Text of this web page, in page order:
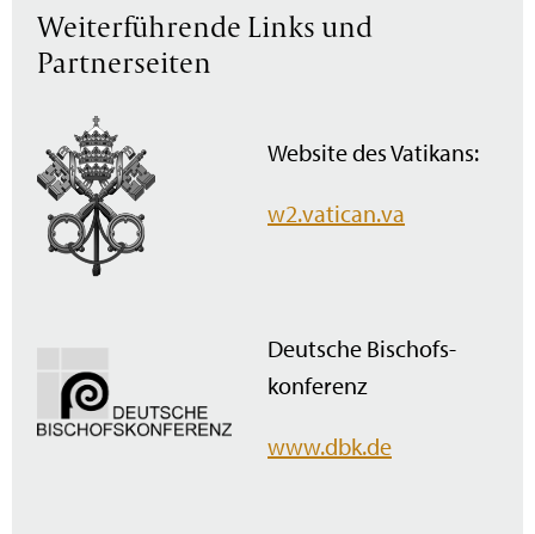
Weiterführende Links und
Partnerseiten
Website des Vatikans:
w2.vatican.va
Deutsche Bischofs­
konferenz
www.dbk.de